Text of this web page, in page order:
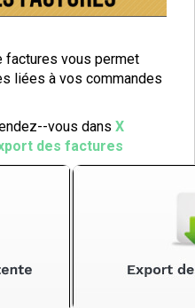
factures vous permet
liées à vos commandes
vous dans X
des factures